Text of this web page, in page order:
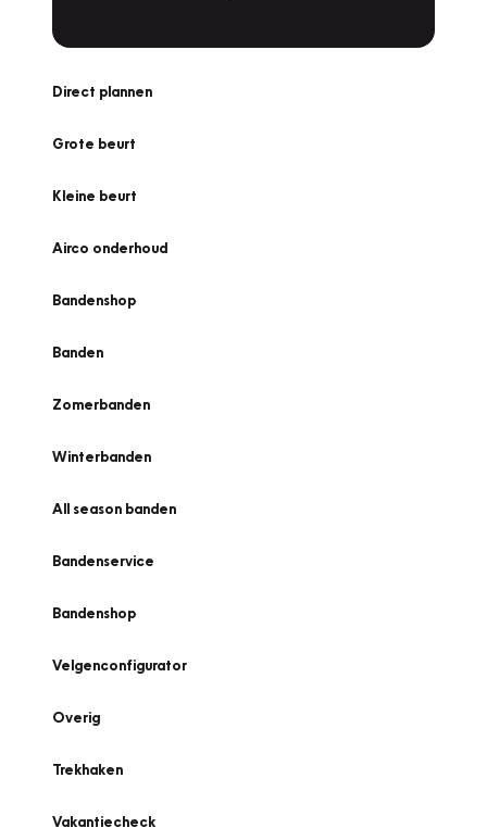
Direct plannen
Grote beurt
Kleine beurt
Airco onderhoud
Bandenshop
Banden
Zomerbanden
Winterbanden
All season banden
Bandenservice
Bandenshop
Velgenconfigurator
Overig
Trekhaken
Vakantiecheck